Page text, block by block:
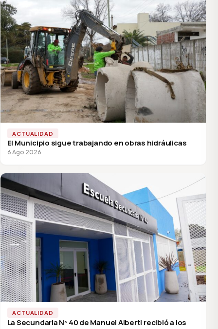
ACTUALIDAD
El Municipio sigue trabajando en obras hidráulicas
6 Ago 2026
ACTUALIDAD
La Secundaria Nº 40 de Manuel Alberti recibió a los